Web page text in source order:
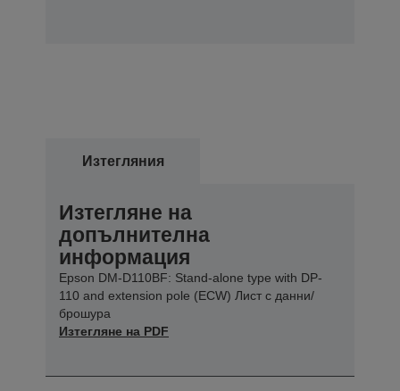
Изтегляния
Изтегляне на
допълнителна
информация
Epson DM-D110BF: Stand-alone type with DP-
110 and extension pole (ECW) Лист с данни/
брошура
Изтегляне на PDF